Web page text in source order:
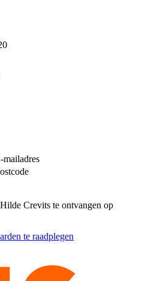
mailadres
Crevits te ontvangen op
te raadplegen